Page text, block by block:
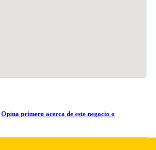
Opina primero acerca de este negocio o